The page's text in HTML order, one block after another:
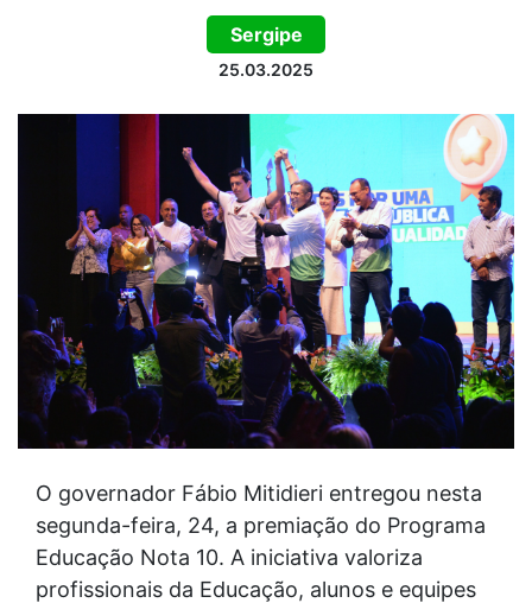
Sergipe
25.03.2025
O governador Fábio Mitidieri entregou nesta
segunda-feira, 24, a premiação do Programa
Educação Nota 10. A iniciativa valoriza
profissionais da Educação, alunos e equipes